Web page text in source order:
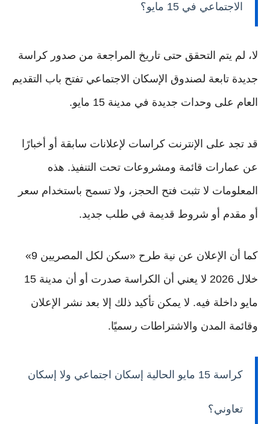
الاجتماعي في 15 مايو؟
لا، لم يتم التحقق حتى تاريخ المراجعة من صدور كراسة
جديدة تابعة لصندوق الإسكان الاجتماعي تفتح باب التقديم
العام على وحدات جديدة في مدينة 15 مايو.
قد تجد على الإنترنت كراسات لإعلانات سابقة أو أخبارًا
عن عمارات قائمة ومشروعات تحت التنفيذ. هذه
المعلومات لا تثبت فتح الحجز، ولا تسمح باستخدام سعر
أو مقدم أو شروط قديمة في طلب جديد.
كما أن الإعلان عن نية طرح «سكن لكل المصريين 9»
خلال 2026 لا يعني أن الكراسة صدرت أو أن مدينة 15
مايو داخلة فيه. لا يمكن تأكيد ذلك إلا بعد نشر الإعلان
وقائمة المدن والاشتراطات رسميًا.
كراسة 15 مايو الحالية إسكان اجتماعي ولا إسكان
تعاوني؟